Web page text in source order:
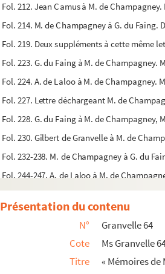
Fol. 212. Jean Camus à M. de
Fol. 214. M. de Champagney à G. du Faing.
Fol. 219. Deux suppléments à cette même
Fol. 223. G. du Faing à M. de Champagney.
Fol. 224. A. de Laloo à M. de Champagney.
Fol. 227. Lettre déchargeant M. de
Fol. 228. G. du Faing à M. de Champagney,
Fol. 230. Gilbert de Granvelle à M. de
Fol. 232-238. M. de Champagney à G. du
Fol. 244-247. A. de Laloo à M. de
Fol. 248. M. de Champagney à M. du Faing.
Fol. 250-252. M. de Champagney à A. de
Fol. 261. Jean Camus à M. de
Fol. 269. A. de Laloo à M. de Champagney.
Fol. 272 bis. G. du Faing à A. de Laloo
Présentation du contenu
N°
Granvelle 64
Cote
Ms Granvelle
Titre
« Mémoires de